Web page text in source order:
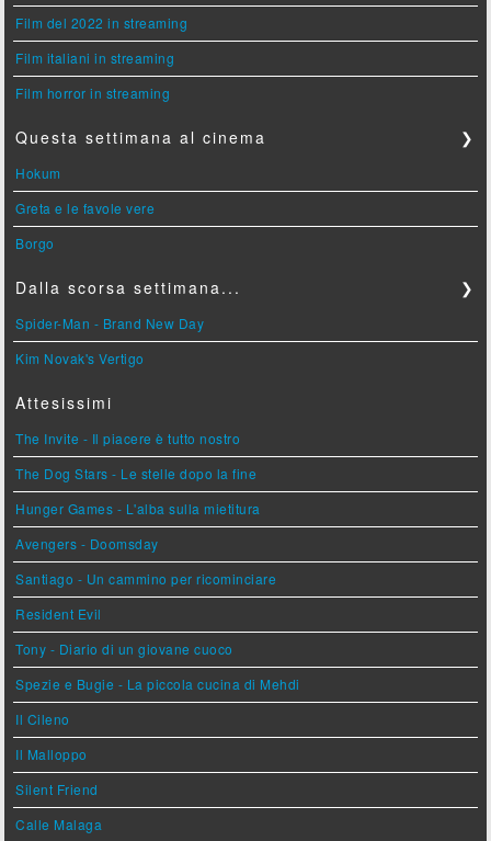
Film del 2022 in streaming
Film italiani in streaming
Film horror in streaming
Questa settimana al cinema ❯
Hokum
Greta e le favole vere
Borgo
Dalla scorsa settimana... ❯
Spider-Man - Brand New Day
Kim Novak's Vertigo
Attesissimi
The Invite - Il piacere è tutto nostro
The Dog Stars - Le stelle dopo la fine
Hunger Games - L'alba sulla mietitura
Avengers - Doomsday
Santiago - Un cammino per ricominciare
Resident Evil
Tony - Diario di un giovane cuoco
Spezie e Bugie - La piccola cucina di Mehdi
Il Cileno
Il Malloppo
Silent Friend
Calle Malaga